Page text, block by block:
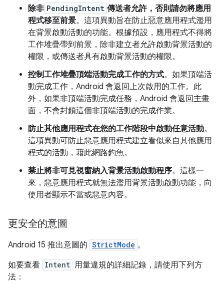
除非 PendingIntent 傳送者允許，否則請勿將應用
程式移至前景。這項異動旨在防止惡意應用程式濫用
在背景啟動活動的功能。根據預設，應用程式不得將
工作堆疊帶到前景，除非建立者允許啟動背景活動的
權限，或傳送者具有啟動背景活動的權限。
控制工作堆疊頂端活動完成工作的方式。如果頂端活
動完成工作，Android 會返回上次啟用的工作。此
外，如果非頂端活動完成任務，Android 會返回主畫
面，不會封鎖這個非頂端活動的完成作業。
防止其他應用程式在您的工作階段中啟動任意活動。
這項異動可防止惡意應用程式建立看似來自其他應用
程式的活動，藉此網路釣魚。
禁止將非可見視窗納入背景活動啟動程序。這樣一
來，惡意應用程式就無法濫用背景活動啟動功能，向
使用者顯示不當或惡意內容。
更安全的意圖
Android 15 推出意圖的 StrictMode 。
如要查看 Intent 用量違規的詳細記錄，請使用下列方
法：